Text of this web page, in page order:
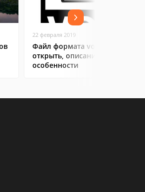
22 февраля 2019
Файл формата vob: чем
открыть, описание,
особенности